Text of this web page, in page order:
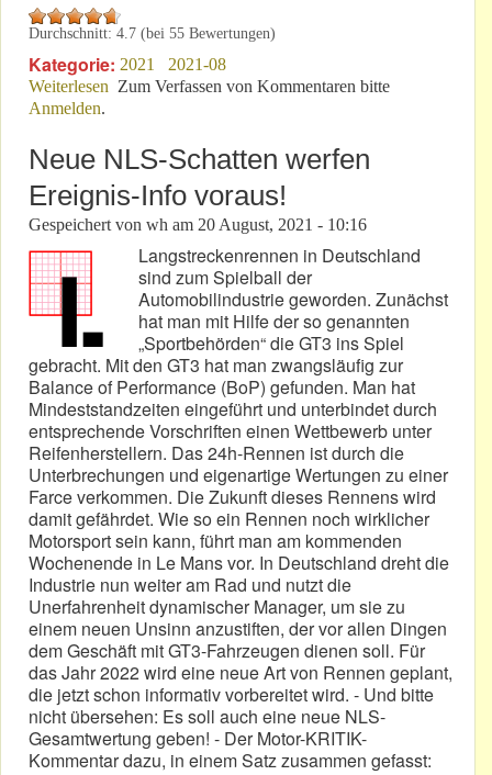
Durchschnitt: 4.7 (bei 55 Bewertungen)
Kategorie: 2021
2021-08
Weiterlesen über Genauer hingeschaut: „Touri-Fahrten“
Zum Verfassen von Kommentaren bitte
Anmelden.
Neue NLS-Schatten werfen
Ereignis-Info voraus!
Gespeichert von wh am 20 August, 2021 - 10:16
Langstreckenrennen in Deutschland
sind zum Spielball der
Automobilindustrie geworden. Zunächst
hat man mit Hilfe der so genannten
„Sportbehörden“ die GT3 ins Spiel
gebracht. Mit den GT3 hat man zwangsläufig zur
Balance of Performance (BoP) gefunden. Man hat
Mindeststandzeiten eingeführt und unterbindet durch
entsprechende Vorschriften einen Wettbewerb unter
Reifenherstellern. Das 24h-Rennen ist durch die
Unterbrechungen und eigenartige Wertungen zu einer
Farce verkommen. Die Zukunft dieses Rennens wird
damit gefährdet. Wie so ein Rennen noch wirklicher
Motorsport sein kann, führt man am kommenden
Wochenende in Le Mans vor. In Deutschland dreht die
Industrie nun weiter am Rad und nutzt die
Unerfahrenheit dynamischer Manager, um sie zu
einem neuen Unsinn anzustiften, der vor allen Dingen
dem Geschäft mit GT3-Fahrzeugen dienen soll. Für
das Jahr 2022 wird eine neue Art von Rennen geplant,
die jetzt schon informativ vorbereitet wird. - Und bitte
nicht übersehen: Es soll auch eine neue NLS-
Gesamtwertung geben! - Der Motor-KRITIK-
Kommentar dazu, in einem Satz zusammen gefasst: